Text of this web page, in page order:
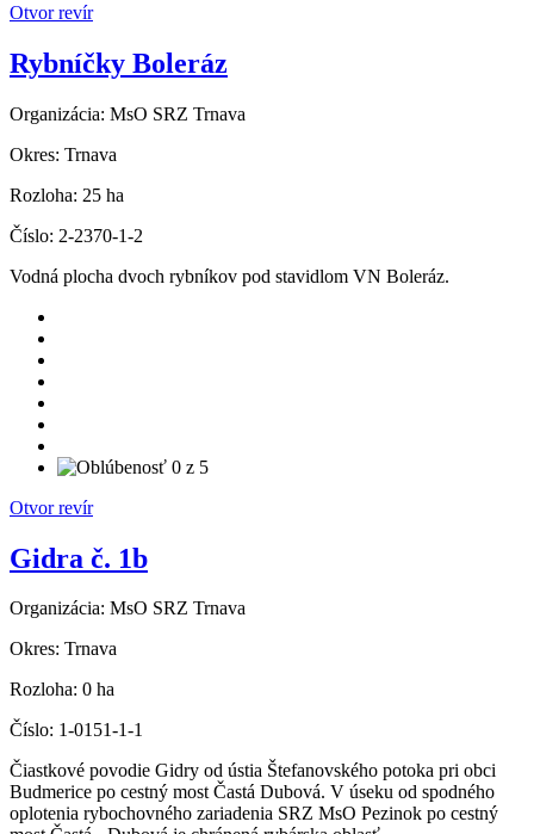
Otvor revír
Rybníčky Boleráz
Organizácia: MsO SRZ Trnava
Okres: Trnava
Rozloha: 25 ha
Číslo: 2-2370-1-2
Vodná plocha dvoch rybníkov pod stavidlom VN Boleráz.
Otvor revír
Gidra č. 1b
Organizácia: MsO SRZ Trnava
Okres: Trnava
Rozloha: 0 ha
Číslo: 1-0151-1-1
Čiastkové povodie Gidry od ústia Štefanovského potoka pri obci
Budmerice po cestný most Častá Dubová. V úseku od spodného
oplotenia rybochovného zariadenia SRZ MsO Pezinok po cestný